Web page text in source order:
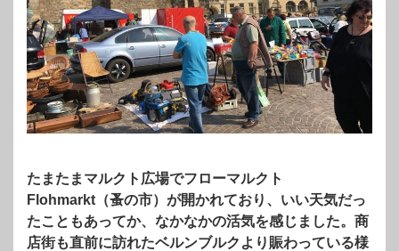
たまたまマルクト広場でフローマルクト
Flohmarkt（蚤の市）が開かれており、いい天気だっ
たこともあってか、なかなかの活気を感じました。商
店街も直前に訪れたベルンブルクより賑わっている様